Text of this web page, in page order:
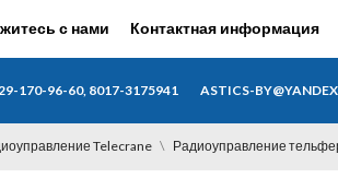
с нами Контактная информация
170-96-60, 8017-3175941 ASTICS-
Telecrane Радиоуправление